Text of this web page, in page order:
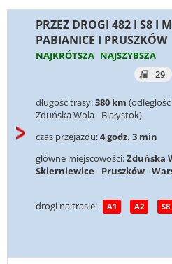
PRZEZ DROGI 482 I S8 I
PABIANICE I PRUSZKÓW
NAJKRÓTSZA NAJSZYBSZA
29
długość trasy:380 km
Zduńska Wola - Białystok)
czas przejazdu:4 godz. 3 min
główne miejscowości:Zduńska
Skierniewice - Pruszków-
drogi na trasie: A1 A2 S8